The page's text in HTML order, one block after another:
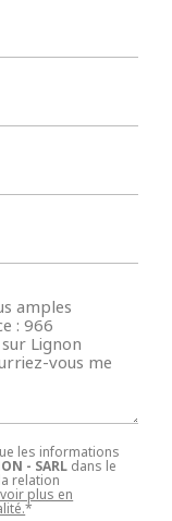
les informations
- SARL dans le
relation
plus en
*